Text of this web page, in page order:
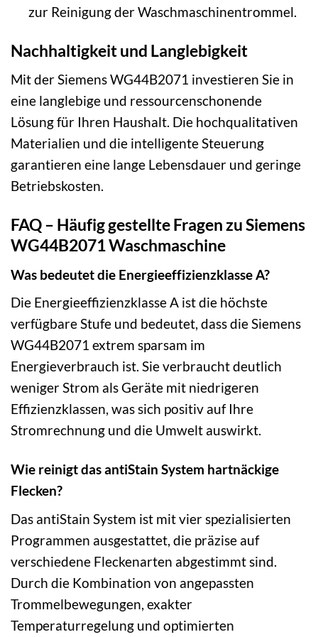
zur Reinigung der Waschmaschinentrommel.
Nachhaltigkeit und Langlebigkeit
Mit der Siemens WG44B2071 investieren Sie in
eine langlebige und ressourcenschonende
Lösung für Ihren Haushalt. Die hochqualitativen
Materialien und die intelligente Steuerung
garantieren eine lange Lebensdauer und geringe
Betriebskosten.
FAQ – Häufig gestellte Fragen zu Siemens
WG44B2071 Waschmaschine
Was bedeutet die Energieeffizienzklasse A?
Die Energieeffizienzklasse A ist die höchste
verfügbare Stufe und bedeutet, dass die Siemens
WG44B2071 extrem sparsam im
Energieverbrauch ist. Sie verbraucht deutlich
weniger Strom als Geräte mit niedrigeren
Effizienzklassen, was sich positiv auf Ihre
Stromrechnung und die Umwelt auswirkt.
Wie reinigt das antiStain System hartnäckige
Flecken?
Das antiStain System ist mit vier spezialisierten
Programmen ausgestattet, die präzise auf
verschiedene Fleckenarten abgestimmt sind.
Durch die Kombination von angepassten
Trommelbewegungen, exakter
Temperaturregelung und optimierten